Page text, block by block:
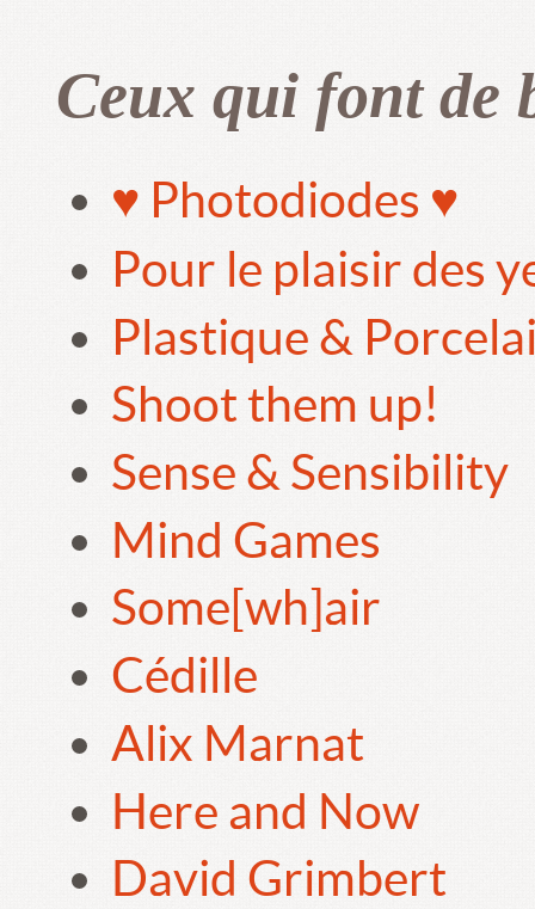
Ceux qui font de
♥ Photodiodes ♥
Pour le plaisir des
Plastique &
Shoot them up!
Sense & Sensibility
Mind Games
Some[wh]air
Cédille
Alix Marnat
Here and Now
David Grimbert